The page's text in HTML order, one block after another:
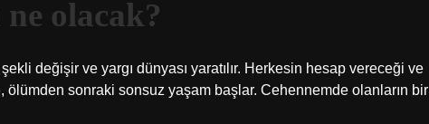
olacak?
değişir ve yargı dünyası yaratılır. Herkesin hesap vereceği ve
ölümden sonraki sonsuz yaşam başlar. Cehennemde olanların bir